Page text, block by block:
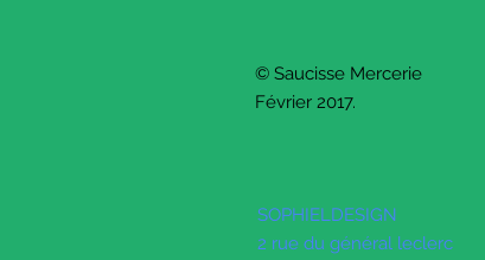
© Saucisse Mercerie
Février 2017.
SOPHIELDESIGN
2 rue du général leclerc